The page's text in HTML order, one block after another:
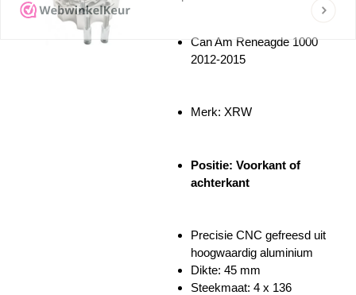
Can Am Reneagde 1000
2012-2015
Merk: XRW
Positie: Voorkant of
achterkant
Precisie CNC gefreesd uit
hoogwaardig aluminium
Dikte: 45 mm
Steekmaat: 4 x 136